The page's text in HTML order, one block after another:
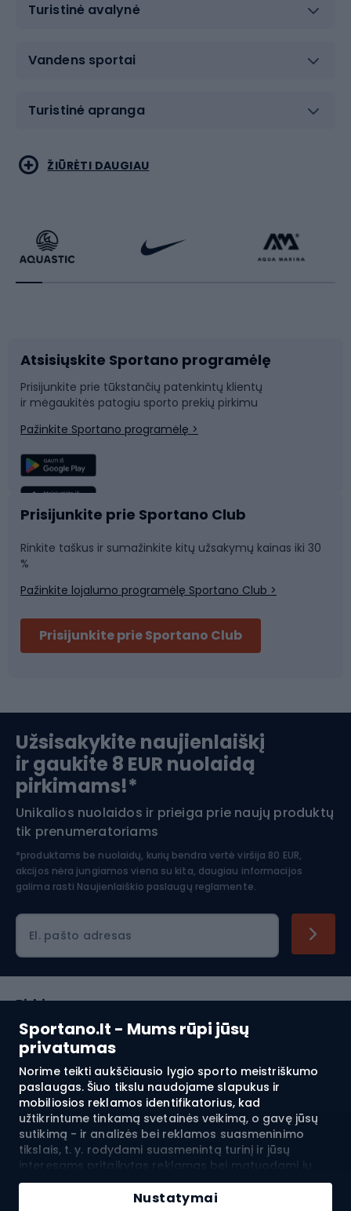
Sportano.lt - Mums rūpi jūsų
privatumas
Norime teikti aukščiausio lygio sporto meistriškumo
paslaugas. Šiuo tikslu naudojame slapukus ir
mobiliosios reklamos identifikatorius, kad
užtikrintume tinkamą svetainės veikimą, o gavę jūsų
sutikimą - ir analizės bei reklamos suasmeninimo
tikslais, t. y. rodydami suasmenintą turinį ir jūsų
interesams pritaikytas reklamas bei matuodami jų
efektyvumą. Slapukai ir mobiliosios reklamos
identifikatoriai gali būti naudojami tiek suasmenintai,
Nustatymai
Pridėti į krepšelį
Turistinė avalynė
Vandens sportai
Turistinė apranga
Bėgimas
Dviratininkų apranga
Dviračių dalys
Laipiojimas
Žvejyba
Sportinė medicina
Koviniai sportai
Rakečių sportas
Rogutės ir čiuožynės
Snieglenčių sportas
Plaukimas
Komandinis sportas
Slidinėjimas
Apranga žiemos sportui
Šiaurietiškas ėjimas
ŽIŪRĖTI DAUGIAU
Atsisiųskite Sportano programėlę
Prisijunkite prie tūkstančių patenkintų klientų
ir mėgaukitės patogiu sporto prekių pirkimu
Pažinkite Sportano programėlę >
Prisijunkite prie Sportano Club
Rinkite taškus ir sumažinkite kitų užsakymų kainas iki 30
%
Pažinkite lojalumo programėlę Sportano Club >
Prisijunkite prie Sportano Club
Užsisakykite naujienlaiškį
ir gaukite 8 EUR nuolaidą
pirkimams!*
Unikalios nuolaidos ir prieiga prie naujų produktų
tik prenumeratoriams
*produktams be nuolaidų, kurių bendra vertė viršija 80 EUR,
akcijos nėra jungiamos viena su kita, daugiau informacijos
galima rasti Naujienlaiškio paslaugų reglamente.
El. pašto adresas
Pirkimas
Klientų aptarnavimas
Reglamentai
Apie mus